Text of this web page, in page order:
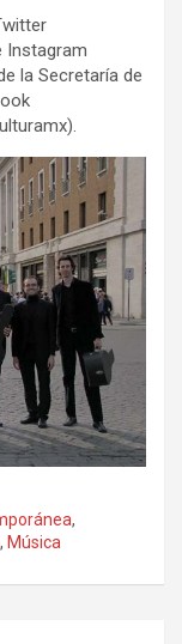
Instagram
la Secretaría de
,
, Música